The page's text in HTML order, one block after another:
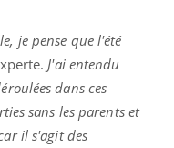
je pense que l'été
J'ai entendu
dans ces
sans les parents et
il s'agit des